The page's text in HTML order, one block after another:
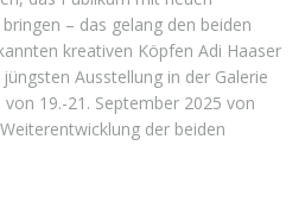
– das gelang den beiden
kreativen Köpfen Adi Haaser
Ausstellung in der Galerie
19.-21. September 2025 von
der beiden